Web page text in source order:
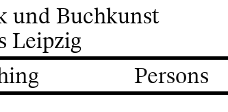
und Buchkunst
Leipzig
Persons